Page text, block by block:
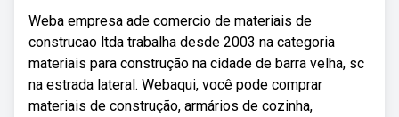
Weba empresa ade comercio de materiais de
construcao ltda trabalha desde 2003 na categoria
materiais para construção na cidade de barra velha, sc
na estrada lateral. Webaqui, você pode comprar
materiais de construção, armários de cozinha,